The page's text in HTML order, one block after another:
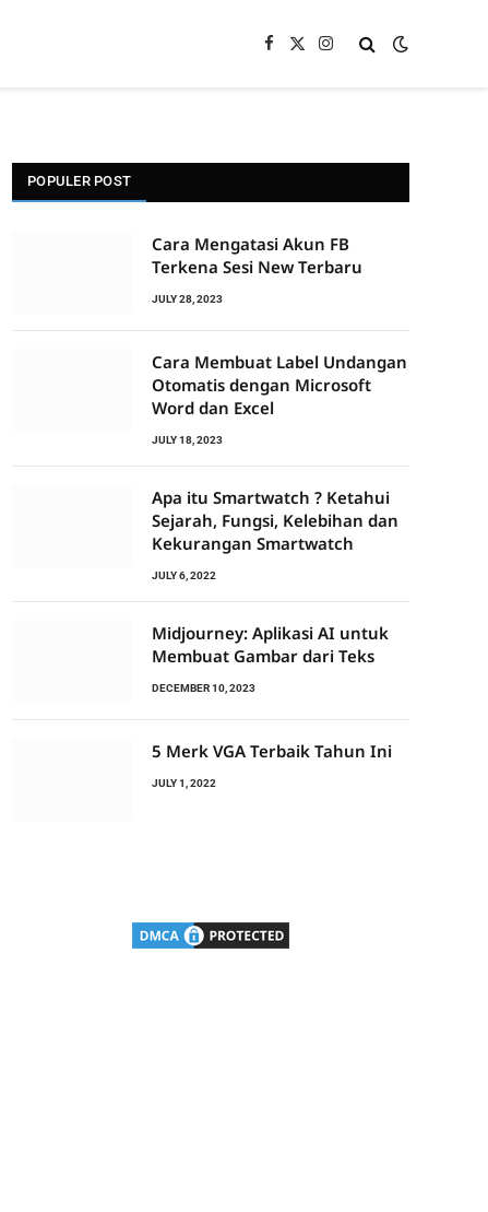
Facebook
X
Instagram
POPULER POST
Cara Mengatasi Akun FB
Terkena Sesi New Terbaru
JULY 28, 2023
Cara Membuat Label Undangan
Otomatis dengan Microsoft
Word dan Excel
JULY 18, 2023
Apa itu Smartwatch ? Ketahui
Sejarah, Fungsi, Kelebihan dan
Kekurangan Smartwatch
JULY 6, 2022
Midjourney: Aplikasi AI untuk
Membuat Gambar dari Teks
DECEMBER 10, 2023
5 Merk VGA Terbaik Tahun Ini
JULY 1, 2022